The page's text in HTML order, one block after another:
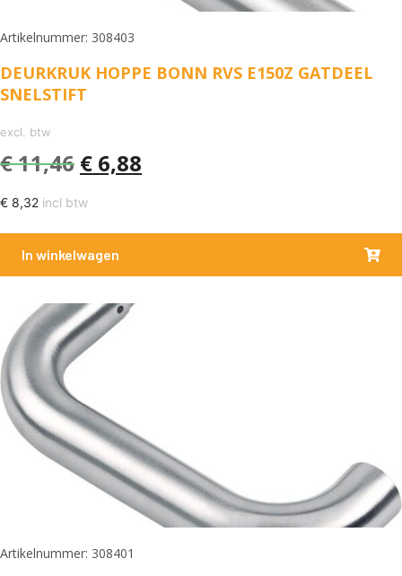
Artikelnummer: 308403
DEURKRUK HOPPE BONN RVS E150Z GATDEEL
SNELSTIFT
excl. btw
€11,46 € 6,88
€ 8,32 incl btw
In winkelwagen
Artikelnummer: 308401